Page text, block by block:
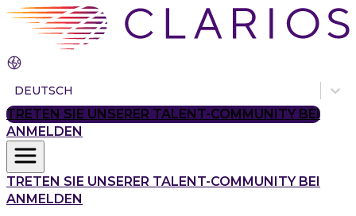
DEUTSCH
TRETEN SIE UNSERER TALENT-COMMUNITY BEI
ANMELDEN
TRETEN SIE UNSERER TALENT-COMMUNITY BEI
ANMELDEN